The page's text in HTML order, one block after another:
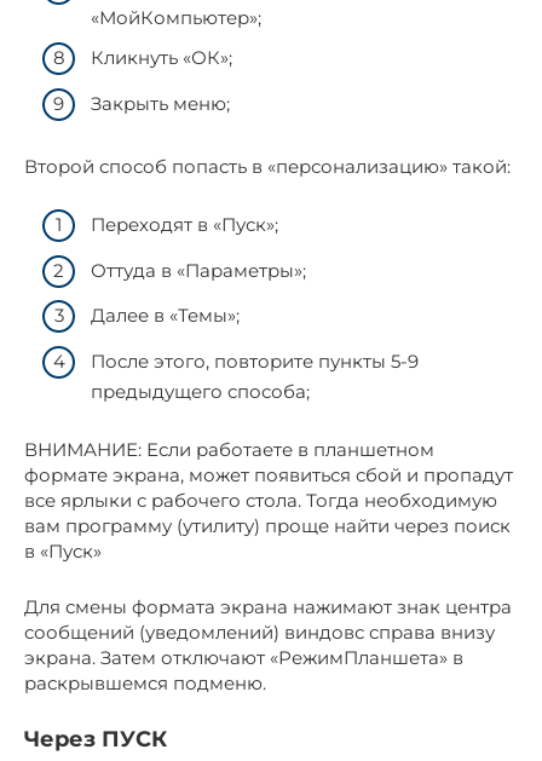
«МойКомпьютер»;
Кликнуть «ОК»;
Закрыть меню;
Второй способ попасть в «персонализацию» такой:
Переходят в «Пуск»;
Оттуда в «Параметры»;
Далее в «Темы»;
После этого, повторите пункты 5-9
предыдущего способа;
ВНИМАНИЕ: Если работаете в планшетном
формате экрана, может появиться сбой и пропадут
все ярлыки с рабочего стола. Тогда необходимую
вам программу (утилиту) проще найти через поиск
в «Пуск»
Для смены формата экрана нажимают знак центра
сообщений (уведомлений) виндовс справа внизу
экрана. Затем отключают «РежимПланшета» в
раскрывшемся подменю.
Через ПУСК